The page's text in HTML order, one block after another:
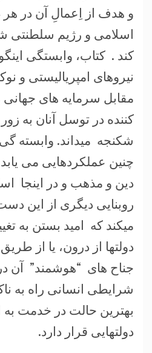
و هدف از اِعمالِ آن در
اسلامی و رژیم سلطنتی
کند . کتاب، وابستگی
نیروهای امپریالیستی و
مقابل سرمایه های جهانی
کننده در توسل آنان به
شکنجه میداند. وابسته
چنین عملکردهایی می
دین و مذهب و در اینجا
روبنایی دیگری از این
میکند که امید بستن به
دولتها از درون، یا از
جناح های “هوشمند” آن
شرایطی انسانی راه به
بهترین حالت در خدمت به
دولتهایی قرار دارد.